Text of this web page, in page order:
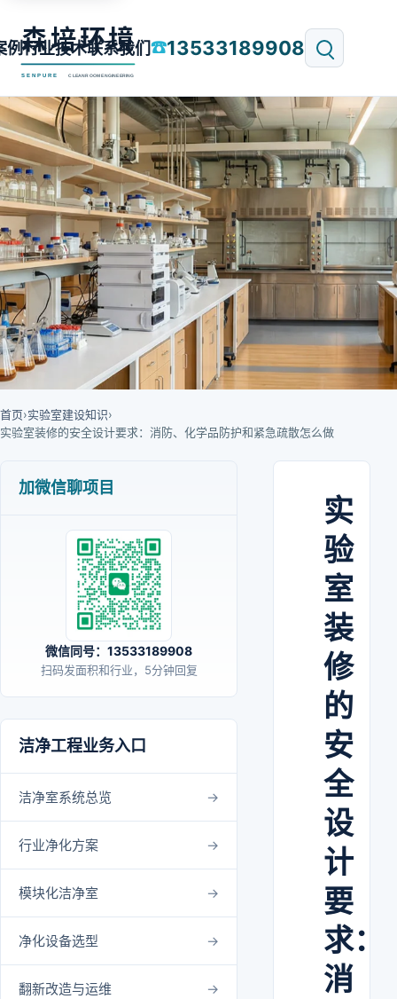
例行业技术联系我们☎13533189908
首页›实验室建设知识›
实验室装修的安全设计要求：消防、化学品防护和紧急疏散怎么做
加微信聊项目
微信同号：13533189908
扫码发面积和行业，5分钟回复
洁净工程业务入口
洁净室系统总览
行业净化方案
模块化洁净室
净化设备选型
翻新改造与运维
实
验
室
装
修
的
安
全
设
计
要
求：
消